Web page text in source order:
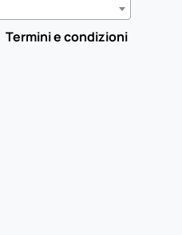
Termini e condizioni